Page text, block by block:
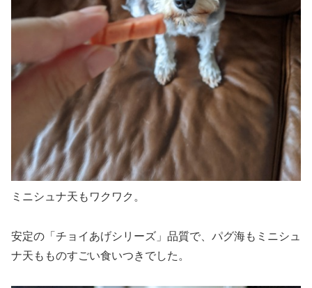
ミニシュナ天もワクワク。
安定の「チョイあげシリーズ」品質で、パグ海もミニシュ
ナ天もものすごい食いつきでした。